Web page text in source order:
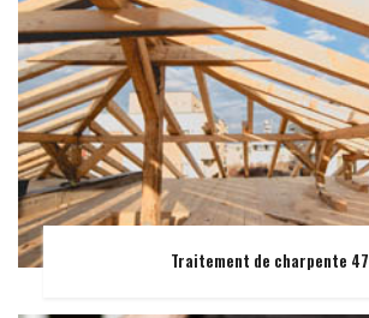
Traitement de charpente 47